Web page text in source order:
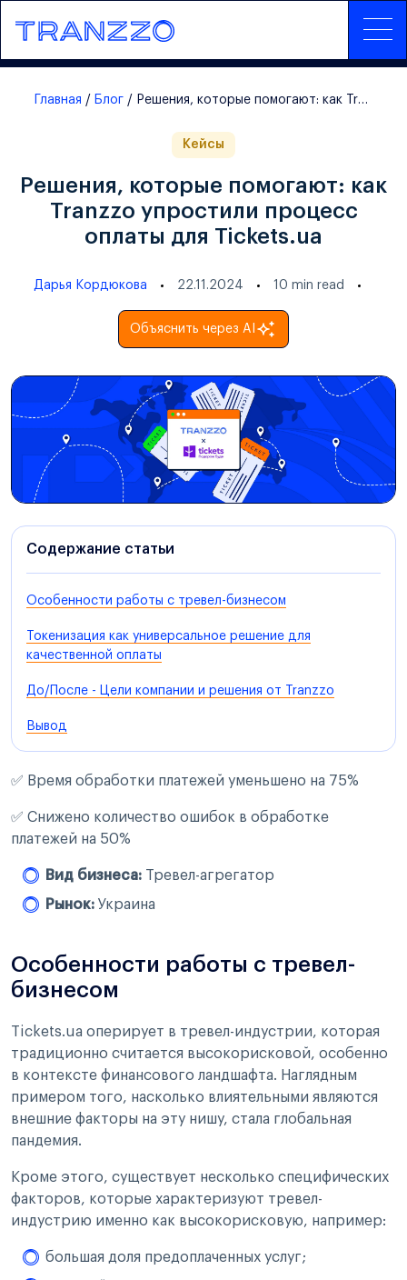
Главная Блог Решения, которые помогают: как Tranzzo упростили процесс оплаты для Tickets.ua
Кейсы
Решения, которые помогают: как
Tranzzo упростили процесс
оплаты для Tickets.ua
Дарья Кордюкова 22.11.2024 10 min read
Объяснить через AI
Содержание статьи
Особенности работы с тревел-бизнесом
Токенизация как универсальное решение для
качественной оплаты
До/После - Цели компании и решения от Tranzzo
Вывод
✅ Время обработки платежей уменьшено на 75%
✅ Снижено количество ошибок в обработке
платежей на 50%
Вид бизнеса: Тревел-агрегатор
Рынок: Украина
Особенности работы с тревел-
бизнесом
Tickets.ua оперирует в тревел-индустрии, которая
традиционно считается высокорисковой, особенно
в контексте финансового ландшафта. Наглядным
примером того, насколько влиятельными являются
внешние факторы на эту нишу, стала глобальная
пандемия.
Кроме этого, существует несколько специфических
факторов, которые характеризуют тревел-
индустрию именно как высокорисковую, например:
большая доля предоплаченных услуг;